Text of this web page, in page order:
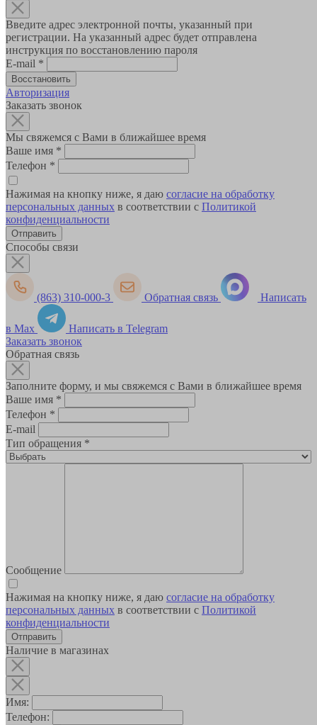
Введите адрес электронной почты, указанный при
регистрации. На указанный адрес будет отправлена
инструкция по восстановлению пароля
E-mail *
Авторизация
Заказать звонок
Мы свяжемся с Вами в ближайшее время
Ваше имя *
Телефон *
Нажимая на кнопку ниже, я даю согласие на обработку
персональных данных в соответствии с Политикой
конфиденциальности
Способы связи
(863) 310-000-3 Обратная связь Написать
в Max
Написать в Telegram
Заказать звонок
Обратная связь
Заполните форму, и мы свяжемся с Вами в ближайшее время
Ваше имя *
Телефон *
E-mail
Тип обращения *
Сообщение
Нажимая на кнопку ниже, я даю согласие на обработку
персональных данных в соответствии с Политикой
конфиденциальности
Наличие в магазинах
Имя:
Телефон: